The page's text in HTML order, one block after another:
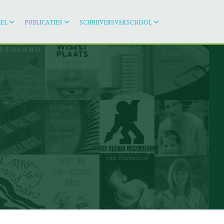
PUBLICATIES SCHRIJVERSVAKSCHOOL